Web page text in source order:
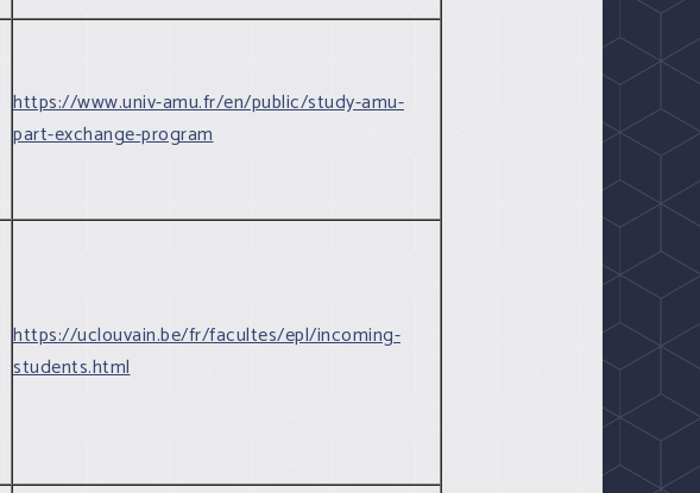
https://www.univ-amu.fr/en/public/study-amu-
part-exchange-program
https://uclouvain.be/fr/facultes/epl/incoming-
students.html